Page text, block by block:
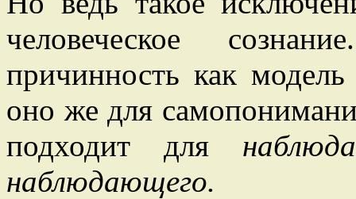
человеческое
причинность как
оно же для
подходит для
наблюдающего.